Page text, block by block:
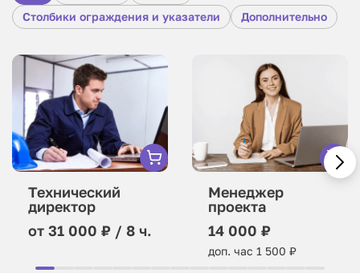
Столбики ограждения и указатели
Дополнительно
Технический
директор
от 31 000 ₽ / 8 ч.
Менеджер
проекта
14 000 ₽
доп. час 1 500 ₽